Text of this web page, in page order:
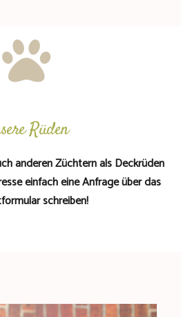
Rüden
anderen Züchtern als Deckrüden
einfach eine Anfrage über das
schreiben!